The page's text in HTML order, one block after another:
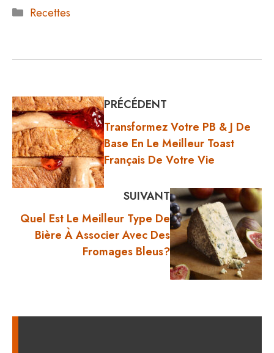
Catégories
Recettes
PRÉCÉDENT
Transformez Votre PB & J De
Base En Le Meilleur Toast
Français De Votre Vie
SUIVANT
Quel Est Le Meilleur Type De
Bière À Associer Avec Des
Fromages Bleus?